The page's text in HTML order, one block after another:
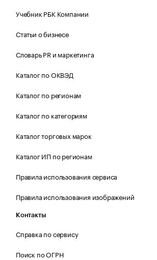
Учебник РБК Компании
Статьи о бизнесе
Словарь PR и маркетинга
Каталог по ОКВЭД
Каталог по регионам
Каталог по категориям
Каталог торговых марок
Каталог ИП по регионам
Правила использования сервиса
Правила использования изображений
Контакты
Справка по сервису
Поиск по ОГРН